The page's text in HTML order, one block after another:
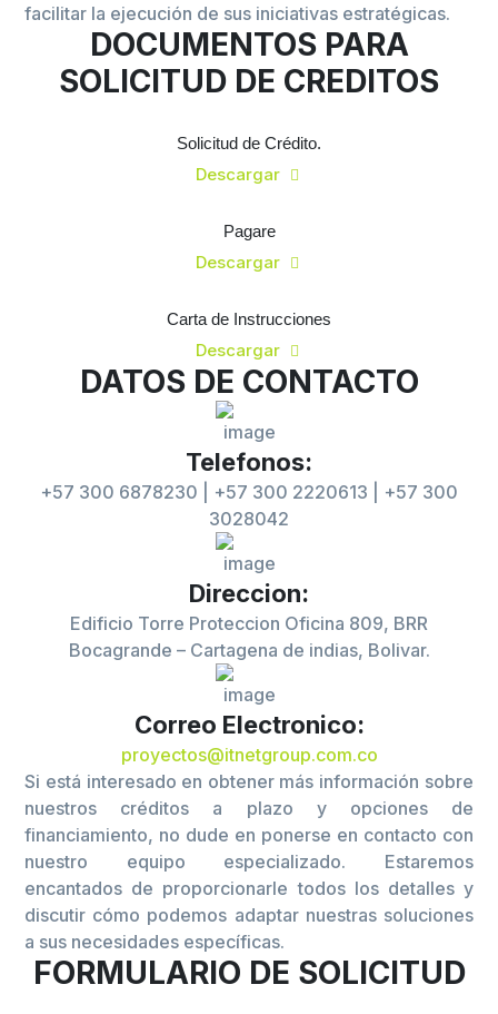
facilitar la ejecución de sus iniciativas estratégicas.
DOCUMENTOS PARA
SOLICITUD DE CREDITOS
Solicitud de Crédito.
Descargar
Pagare
Descargar
Carta de Instrucciones
Descargar
DATOS DE CONTACTO
Telefonos:
+57 300 6878230 | +57 300 2220613 | +57 300
3028042
Direccion:
Edificio Torre Proteccion Oficina 809, BRR
Bocagrande – Cartagena de indias, Bolivar.
Correo Electronico:
proyectos@itnetgroup.com.co
Si está interesado en obtener más información sobre
nuestros créditos a plazo y opciones de
financiamiento, no dude en ponerse en contacto con
nuestro equipo especializado. Estaremos
encantados de proporcionarle todos los detalles y
discutir cómo podemos adaptar nuestras soluciones
a sus necesidades específicas.
FORMULARIO DE SOLICITUD